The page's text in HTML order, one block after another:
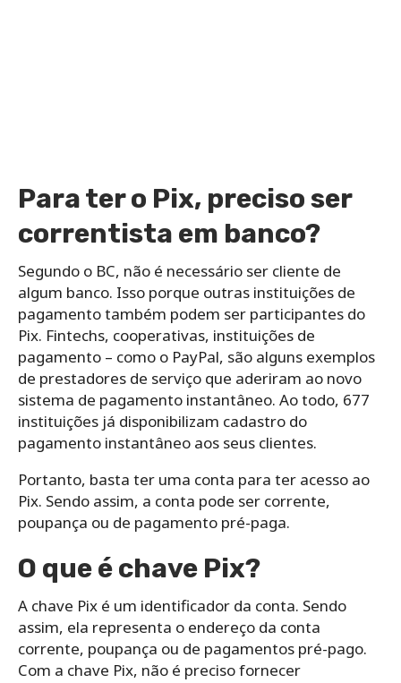
Para ter o Pix, preciso ser
correntista em banco?
Segundo o BC, não é necessário ser cliente de
algum banco. Isso porque outras instituições de
pagamento também podem ser participantes do
Pix. Fintechs, cooperativas, instituições de
pagamento – como o PayPal, são alguns exemplos
de prestadores de serviço que aderiram ao novo
sistema de pagamento instantâneo. Ao todo, 677
instituições já disponibilizam cadastro do
pagamento instantâneo aos seus clientes.
Portanto, basta ter uma conta para ter acesso ao
Pix. Sendo assim, a conta pode ser corrente,
poupança ou de pagamento pré-paga.
O que é chave Pix?
A chave Pix é um identificador da conta. Sendo
assim, ela representa o endereço da conta
corrente, poupança ou de pagamentos pré-pago.
Com a chave Pix, não é preciso fornecer